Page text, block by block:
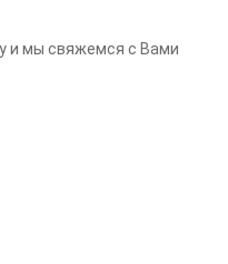
и мы свяжемся с Вами